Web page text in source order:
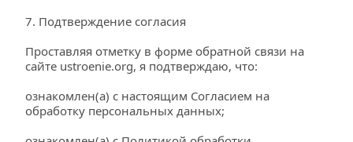
7. Подтверждение согласия
Проставляя отметку в форме обратной связи на
сайте ustroenie.org, я подтверждаю, что:
ознакомлен(а) с настоящим Согласием на
обработку персональных данных;